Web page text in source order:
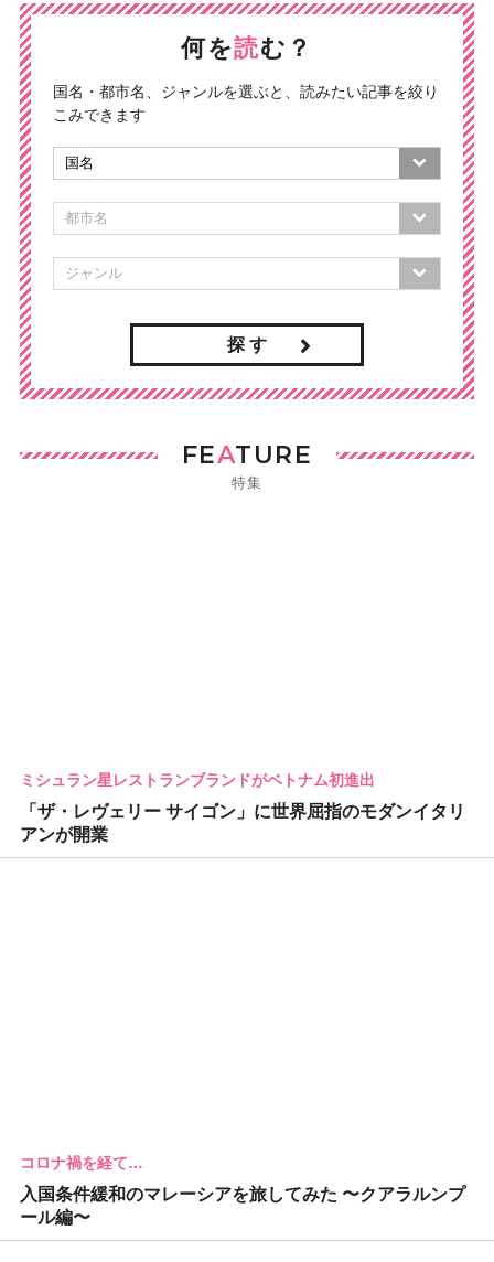
何を読む？
国名・都市名、ジャンルを選ぶと、読みたい記事を絞り
こみできます
探 す
FEATURE
特集
ミシュラン星レストランブランドがベトナム初進出
「ザ・レヴェリー サイゴン」に世界屈指のモダンイタリ
アンが開業
コロナ禍を経て…
入国条件緩和のマレーシアを旅してみた 〜クアラルンプ
ール編〜